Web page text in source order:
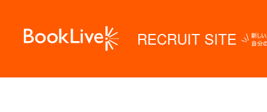
RECRUIT SITE